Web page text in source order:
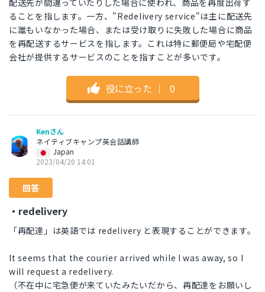
配送先が間違っていたりした場合に使われ、商品を再度出荷す
ることを指します。一方、"Redelivery service"は主に配送先
に誰もいなかった場合、または受け取りに失敗した場合に商品
を再配送するサービスを指します。これは特に郵便局や宅配便
会社が提供するサービスのことを指すことが多いです。
役に立った ｜ 0
Kenさん
ネイティブキャンプ英会話講師
Japan
2023/04/20 14:01
回答
・redelivery
「再配達」は英語では redelivery と表現することができます。
It seems that the courier arrived while I was away, so I
will request a redelivery.
（不在中に宅急便が来ていたみたいだから、再配達をお願いし